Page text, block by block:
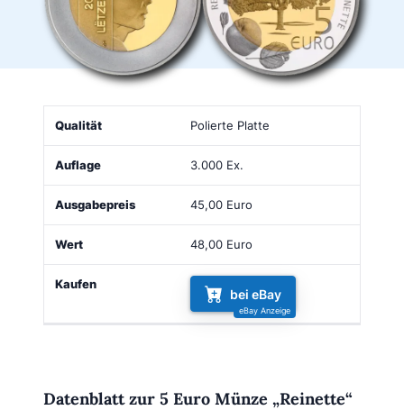
Qualität Ausgabepreis
Polierte Platte
3.000 Ex.
45,00 Euro
48,00 Euro
bei eBay
Datenblatt zur 5 Euro Münze „Reinette“